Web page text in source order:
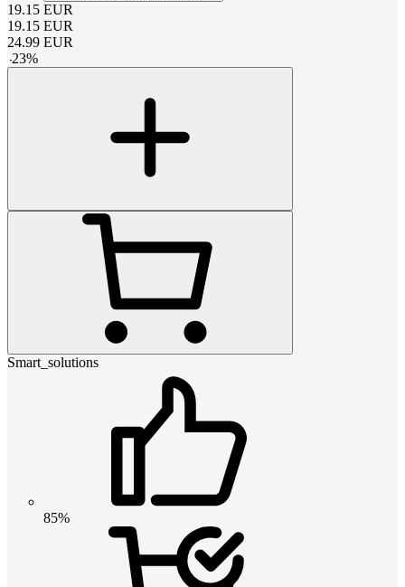
19.15 EUR
19.15 EUR
24.99 EUR
-23%
Smart_solutions
85%